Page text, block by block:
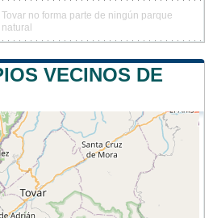
Tovar no forma parte de ningún parque
natural
VECINOS DE